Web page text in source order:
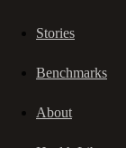
Stories
Benchmarks
About